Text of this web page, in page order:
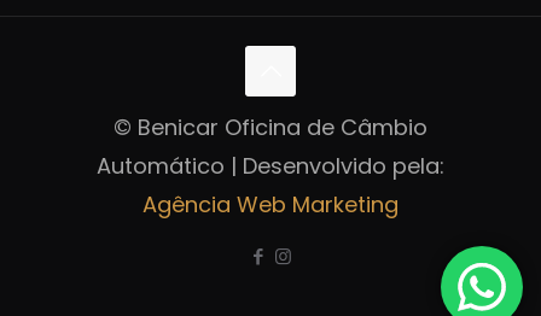
© Benicar Oficina de Câmbio
Automático | Desenvolvido pela:
Agência Web Marketing